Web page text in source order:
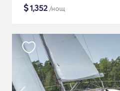
$1,352/нощ